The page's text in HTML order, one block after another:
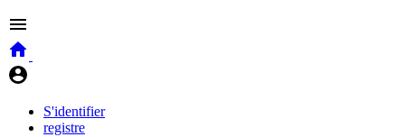
S'identifier
registre